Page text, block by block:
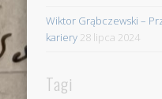
Wiktor Grąbczewski –
kariery 28 lipca 2024
Tagi